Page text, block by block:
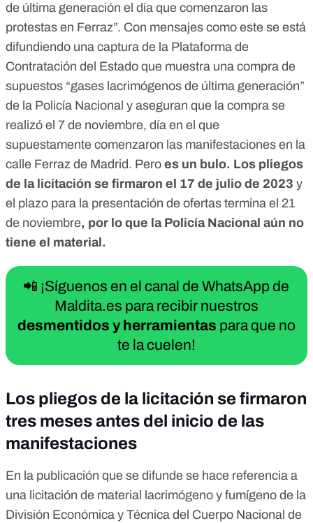
de última generación el día que comenzaron las
protestas en Ferraz”. Con mensajes como este se está
difundiendo una captura de la Plataforma de
Contratación del Estado que muestra una compra de
supuestos “gases lacrimógenos de última generación”
de la Policía Nacional y aseguran que la compra se
realizó el 7 de noviembre, día en el que
supuestamente comenzaron las manifestaciones en la
calle Ferraz de Madrid. Pero es un bulo. Los pliegos
de la licitación se firmaron el 17 de julio de 2023 y
el plazo para la presentación de ofertas termina el 21
de noviembre, por lo que la Policía Nacional aún no
tiene el material.
📲 ¡Síguenos en el canal de WhatsApp de
Maldita.es para recibir nuestros
desmentidos y herramientas para que no
te la cuelen!
Los pliegos de la licitación se firmaron
tres meses antes del inicio de las
manifestaciones
En la publicación que se difunde se hace referencia a
una licitación de material lacrimógeno y fumígeno de la
División Económica y Técnica del Cuerpo Nacional de